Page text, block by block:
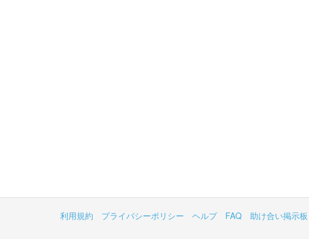
利用規約 プライバシーポリシー ヘルプ FAQ 助け合い掲示板